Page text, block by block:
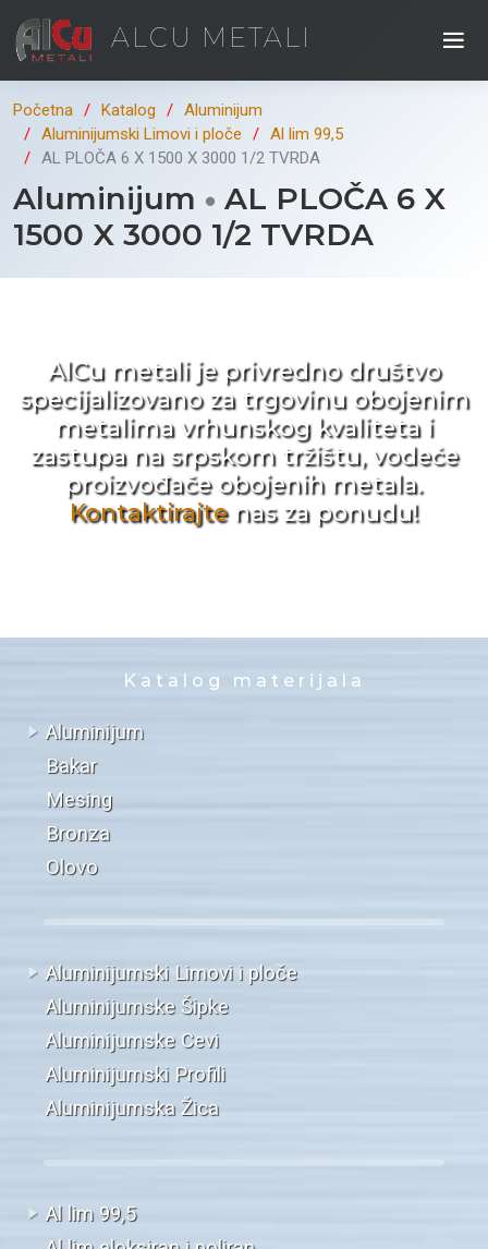
ALCU METALI
Početna Katalog
Aluminijum
Aluminijumski Limovi i ploče
Al lim 99,5
AL PLOČA 6 X 1500 X 3000 1/2 TVRDA
Aluminijum
AL PLOČA 6 X
1500 X 3000 1/2 TVRDA
AlCu metali je privredno društvo
specijalizovano za trgovinu obojenim
metalima vrhunskog kvaliteta i
zastupa na srpskom tržištu, vodeće
proizvođače obojenih metala.
Kontaktirajtenas za ponudu!
Katalog materijala
Aluminijum
Bakar
Mesing
Bronza
Olovo
Aluminijumski Limovi i ploče
Aluminijumske Šipke
Aluminijumske Cevi
Aluminijumski Profili
Aluminijumska Žica
Al lim 99,5